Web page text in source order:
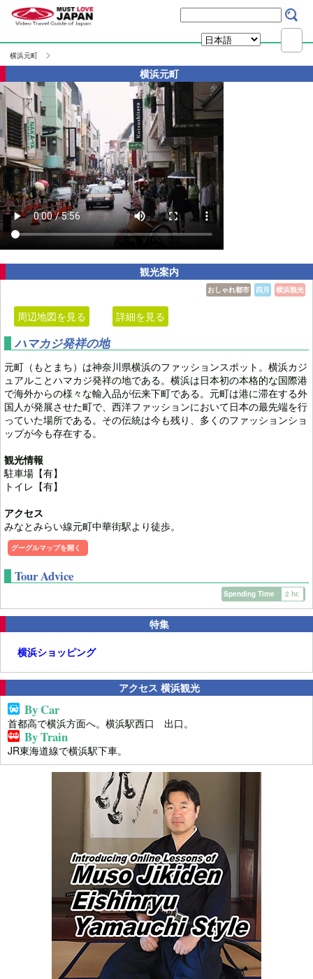
横浜元町
横浜元町
観光案内
横浜観光
四月
おしゃれ都市
周辺地図を見る 詳細を見る
ハマカジ発祥の地
元町（もとまち）は神奈川県横浜のファッションスポット。横浜カジ
ュアルことハマカジ発祥の地である。横浜は日本初の本格的な国際港
で海外からの様々な輸入品が伝来下町である。元町は港に滞在する外
国人が発展させた町で、西洋ファッションにおいて日本の最先端を行
っていた場所である。その伝統は今も残り、多くのファッションショ
ップが今も存在する。
観光情報
駐車場【有】
トイレ【有】
アクセス
みなとみらい線元町中華街駅より徒歩。
グーグルマップを開く
Tour Advice
Spending Time 2 hr.
特集
横浜ショッピング
アクセス 横浜観光
By Car
首都高で横浜方面へ。横浜駅西口 出口。
By Train
JR東海道線で横浜駅下車。